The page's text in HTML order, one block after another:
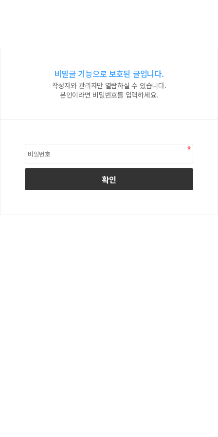
비밀글 기능으로 보호된 글입니다.
작성자와 관리자만 열람하실 수 있습니다.
본인이라면 비밀번호를 입력하세요.